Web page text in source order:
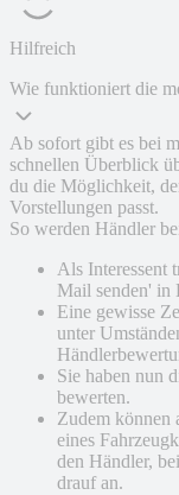
Hilfreich
Wie funktioniert die
Ab sofort gibt es bei
schnellen Überblick
du die Möglichkeit,
Vorstellungen passt.
So werden Händler
Als Interessent
Mail senden' in
Eine gewisse
unter
Sie haben nun
bewerten.
Zudem können
eines
den Händler,
drauf an.